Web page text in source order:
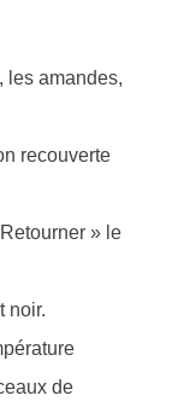
les amandes,
recouverte
» le
noir.
de